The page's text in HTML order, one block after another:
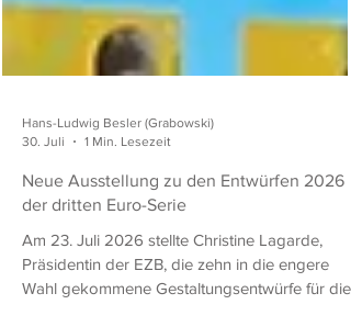
30. Juli
1 Min. Lesezeit
Neue Ausstellung zu den Entwürfen 2026
der dritten Euro-Serie
Am 23. Juli 2026 stellte Christine Lagarde,
Präsidentin der EZB, die zehn in die engere